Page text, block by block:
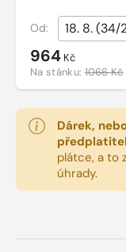
Od:
964 Kč
Na stánku:1066 Kč
Dárek,
plátce, a to
úhrady.